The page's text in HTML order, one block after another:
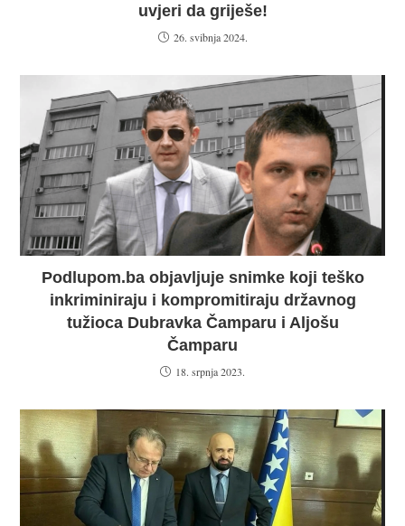
uvjeri da griješe!
26. svibnja 2024.
Podlupom.ba objavljuje snimke koji teško
inkriminiraju i kompromitiraju državnog
tužioca Dubravka Čamparu i Aljošu
Čamparu
18. srpnja 2023.